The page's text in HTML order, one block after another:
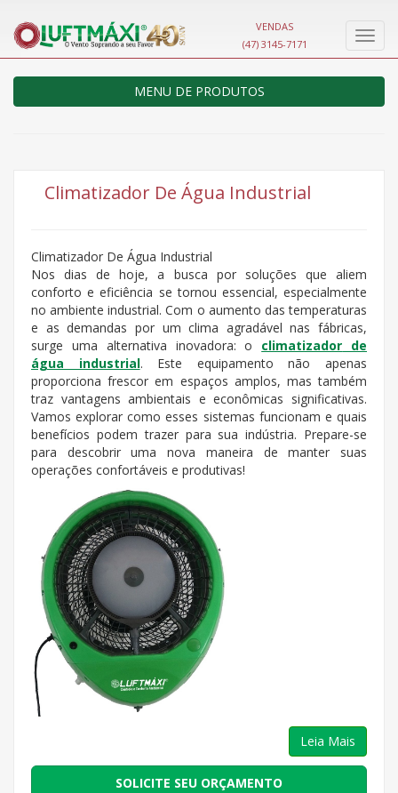
VENDAS
(47) 3145-7171
MENU DE PRODUTOS
Climatizador De Água Industrial
Climatizador De Água Industrial
Nos dias de hoje, a busca por soluções que aliem
conforto e eficiência se tornou essencial, especialmente
no ambiente industrial. Com o aumento das temperaturas
e as demandas por um clima agradável nas fábricas,
surge uma alternativa inovadora: o climatizador de
água industrial. Este equipamento não apenas
proporciona frescor em espaços amplos, mas também
traz vantagens ambientais e econômicas significativas.
Vamos explorar como esses sistemas funcionam e quais
benefícios podem trazer para sua indústria. Prepare-se
para descobrir uma nova maneira de manter suas
operações confortáveis e produtivas!
Leia Mais
SOLICITE SEU ORÇAMENTO